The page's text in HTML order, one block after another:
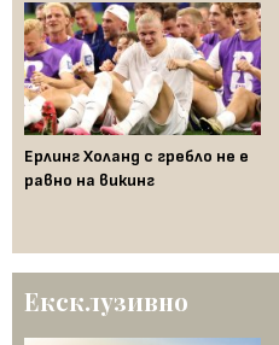
Ерлинг Холанд с гребло не е
равно на викинг
Ексклузивно